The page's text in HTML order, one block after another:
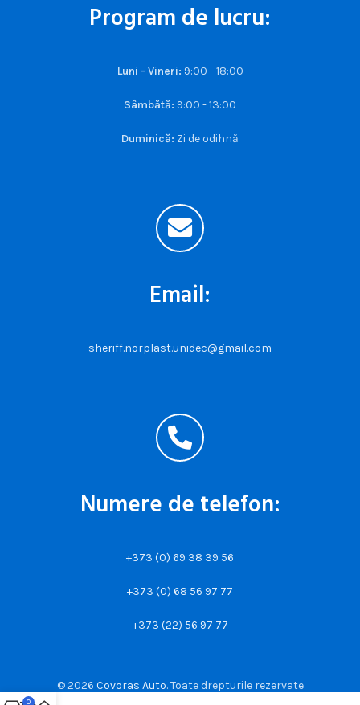
Program de lucru:
Luni - Vineri: 9:00 - 18:00
Sâmbătă: 9:00 - 13:00
Duminică: Zi de odihnă
Email:
sheriff.norplast.unidec@gmail.com
Numere de telefon:
+373 (0) 69 38 39 56
+373 (0) 68 56 97 77
+373 (22) 56 97 77
© 2026 Covoras Auto. Toate drepturile rezervate
0